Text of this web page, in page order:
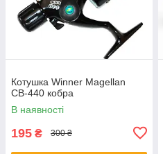
Котушка Winner Magellan
СВ-440 кобра
В наявності
195 ₴ 300 ₴